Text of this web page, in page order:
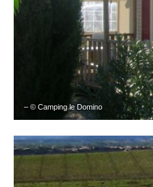
– © Camping le Domino